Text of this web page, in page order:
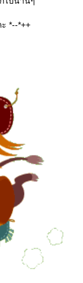
*--*++